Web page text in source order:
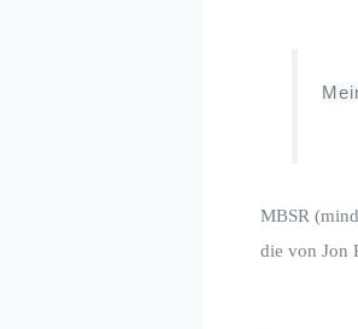
MBSR
die von Jon